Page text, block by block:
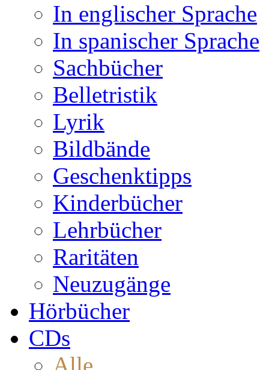
In englischer Sprache
In spanischer Sprache
Sachbücher
Belletristik
Lyrik
Bildbände
Geschenktipps
Kinderbücher
Lehrbücher
Raritäten
Neuzugänge
Hörbücher
CDs